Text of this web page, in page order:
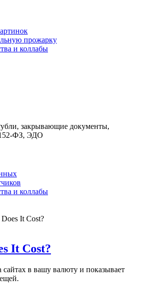
прожарку
и коллабы
закрывающие документы,
ФЗ, ЭДО
и коллабы
It Cost?
в вашу валюту и показывает